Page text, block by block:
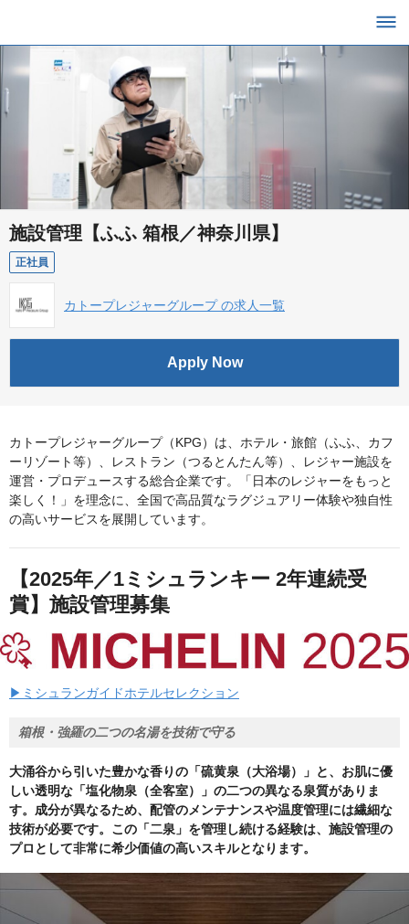
施設管理【ふふ 箱根／神奈川県】
正社員
カトープレジャーグループ の求人一覧
Apply Now
カトープレジャーグループ（KPG）は、ホテル・旅館（ふふ、カフ
ーリゾート等）、レストラン（つるとんたん等）、レジャー施設を
運営・プロデュースする総合企業です。「日本のレジャーをもっと
楽しく！」を理念に、全国で高品質なラグジュアリー体験や独自性
の高いサービスを展開しています。
【2025年／1ミシュランキー 2年連続受
賞】施設管理募集
▶ミシュランガイドホテルセレクション
箱根・強羅の二つの名湯を技術で守る
大涌谷から引いた豊かな香りの「硫黄泉（大浴場）」と、お肌に優
しい透明な「塩化物泉（全客室）」の二つの異なる泉質がありま
す。成分が異なるため、配管のメンテナンスや温度管理には繊細な
技術が必要です。この「二泉」を管理し続ける経験は、施設管理の
プロとして非常に希少価値の高いスキルとなります。